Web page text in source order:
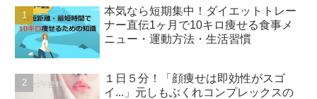
本気なら短期集中！ダイエットトレー
ナー直伝1ヶ月で10キロ痩せる食事メ
ニュー・運動方法・生活習慣
１日５分！「顔痩せは即効性がスゴ
イ...」元しもぶくれコンプレックスの